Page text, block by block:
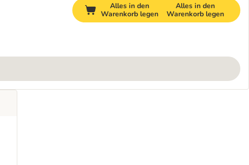
Alles in den
Warenkorb legen
Alles in den
Warenkorb legen